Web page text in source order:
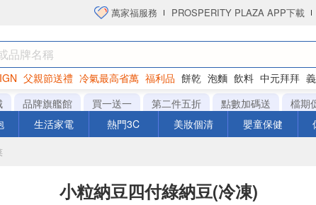
萬家福服務 PROSPERITY PLAZA APP下載
父親節送禮 冷氣最高省萬 福利品 餅乾 泡麵 飲料 中元拜拜
洋芋片
品牌旗艦館 買一送一 第二件五折 點數加碼送 檔期
生活家電 熱門3C 美妝個清 嬰童保健
小粒納豆四付綠納豆(冷凍)